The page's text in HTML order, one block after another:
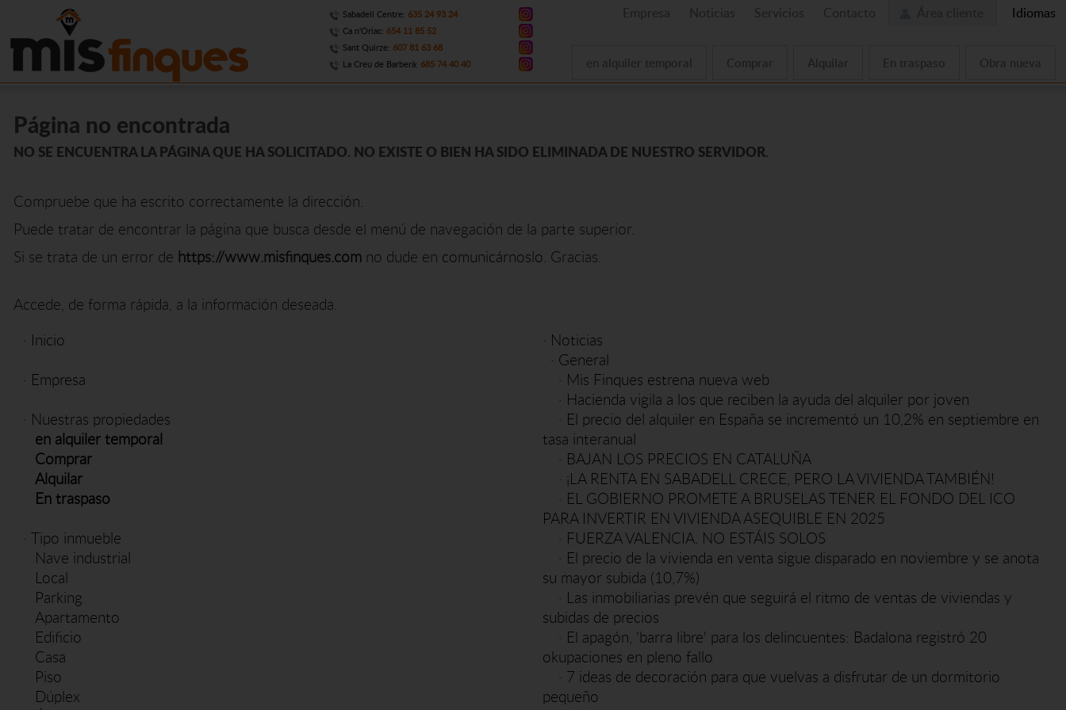
Sabadell Centre: 635 24 93 24
Ca n'Oriac: 654 11 85 52
Sant Quirze: 607 81 63 68
La Creu de Barberà: 685 74 40 40
Idiomas
Obra nueva
En traspaso
Alquilar
Comprar
en alquiler temporal
Página no encontrada
NO SE ENCUENTRA LA PÁGINA QUE HA SOLICITADO. NO EXISTE O BIEN HA SIDO ELIMINADA DE NUESTRO SERVIDOR.
Compruebe que ha escrito correctamente la dirección.
Puede tratar de encontrar la página que busca desde el menú de navegación de la parte superior.
Si se trata de un error de https://www.misfinques.com no dude en comunicárnoslo. Gracias.
Accede, de forma rápida, a la información deseada.
· Inicio
· Empresa
· Nuestras propiedades
en alquiler temporal
Comprar
Alquilar
En traspaso
·Tipo inmueble
Nave industrial
Local
Parking
Apartamento
Edificio
Casa
Piso
Dúplex
· Noticias
· General
· Mis Finques estrena nueva web
· Hacienda vigila a los que reciben la ayuda del alquiler por joven
· El precio del alquiler en España se incrementó un 10,2% en septiembre en
tasa interanual
· BAJAN LOS PRECIOS EN CATALUÑA
· ¡LA RENTA EN SABADELL CRECE, PERO LA VIVIENDA TAMBIÉN!
· EL GOBIERNO PROMETE A BRUSELAS TENER EL FONDO DEL ICO
PARA INVERTIR EN VIVIENDA ASEQUIBLE EN 2025
· FUERZA VALENCIA. NO ESTÁIS SOLOS
· El precio de la vivienda en venta sigue disparado en noviembre y se anota
su mayor subida (10,7%)
· Las inmobiliarias prevén que seguirá el ritmo de ventas de viviendas y
subidas de precios
· El apagón, 'barra libre' para los delincuentes: Badalona registró 20
okupaciones en pleno fallo
· 7 ideas de decoración para que vuelvas a disfrutar de un dormitorio
pequeño